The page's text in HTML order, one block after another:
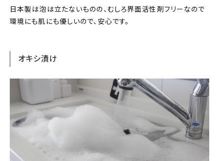
日本製は泡は立たないものの、むしろ界面活性剤フリーなので
環境にも肌にも優しいので、安心です。
オキシ漬け